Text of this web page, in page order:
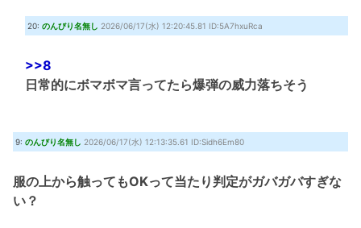
20: のんびり名無し 2026/06/17(水) 12:20:45.81 ID:5A7hxuRca
>>8
日常的にボマボマ言ってたら爆弾の威力落ちそう
9: のんびり名無し 2026/06/17(水) 12:13:35.61 ID:Sidh6Em80
服の上から触ってもOKって当たり判定がガバガバすぎな
い？